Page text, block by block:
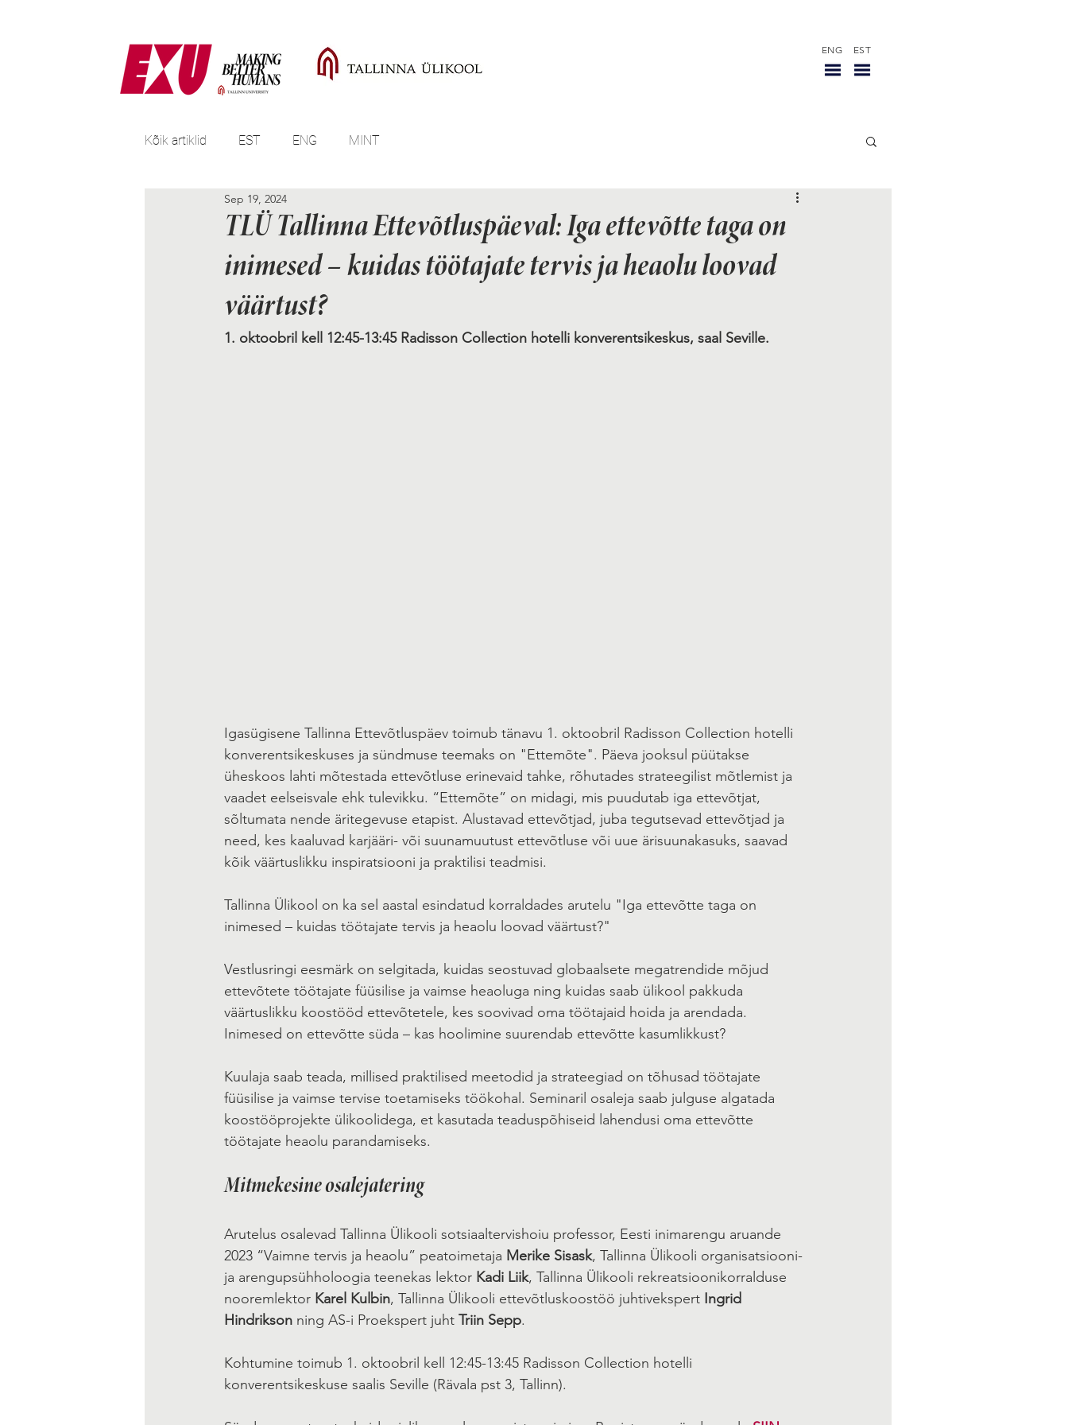
ENG EST
Kõik artiklid EST ENG MINT
TLÜ Tallinna Ettevõtluspäeval: Iga ettevõtte taga on
inimesed – kuidas töötajate tervis ja heaolu loovad
väärtust?
Sep 19, 2024
1. oktoobril kell 12:45-13:45 Radisson Collection hotelli konverentsikeskus, saal Seville.
Igasügisene Tallinna Ettevõtluspäev toimub tänavu 1. oktoobril Radisson Collection hotelli
konverentsikeskuses ja sündmuse teemaks on "Ettemõte". Päeva jooksul püütakse
üheskoos lahti mõtestada ettevõtluse erinevaid tahke, rõhutades strateegilist mõtlemist ja
vaadet eelseisvale ehk tulevikku. “Ettemõte” on midagi, mis puudutab iga ettevõtjat,
sõltumata nende äritegevuse etapist. Alustavad ettevõtjad, juba tegutsevad ettevõtjad ja
need, kes kaaluvad karjääri- või suunamuutust ettevõtluse või uue ärisuunakasuks, saavad
kõik väärtuslikku inspiratsiooni ja praktilisi teadmisi.
Tallinna Ülikool on ka sel aastal esindatud korraldades arutelu "Iga ettevõtte taga on
inimesed – kuidas töötajate tervis ja heaolu loovad väärtust?"
Vestlusringi eesmärk on selgitada, kuidas seostuvad globaalsete megatrendide mõjud
ettevõtete töötajate füüsilise ja vaimse heaoluga ning kuidas saab ülikool pakkuda
väärtuslikku koostööd ettevõtetele, kes soovivad oma töötajaid hoida ja arendada.
Inimesed on ettevõtte süda – kas hoolimine suurendab ettevõtte kasumlikkust?
Kuulaja saab teada, millised praktilised meetodid ja strateegiad on tõhusad töötajate
füüsilise ja vaimse tervise toetamiseks töökohal. Seminaril osaleja saab julguse algatada
koostööprojekte ülikoolidega, et kasutada teaduspõhiseid lahendusi oma ettevõtte
töötajate heaolu parandamiseks.
Mitmekesine osalejatering
Arutelus osalevad Tallinna Ülikooli sotsiaaltervishoiu professor, Eesti inimarengu aruande
2023 “Vaimne tervis ja heaolu” peatoimetaja Merike Sisask, Tallinna Ülikooli organisatsiooni-
ja arengupsühholoogia teenekas lektor Kadi Liik, Tallinna Ülikooli rekreatsioonikorralduse
nooremlektor Karel Kulbin, Tallinna Ülikooli ettevõtluskoostöö juhtivekspert Ingrid
Hindrikson ning AS-i Proekspert juht Triin Sepp.
Kohtumine toimub 1. oktoobril kell 12:45-13:45 Radisson Collection hotelli
konverentsikeskuse saalis Seville (Rävala pst 3, Tallinn).